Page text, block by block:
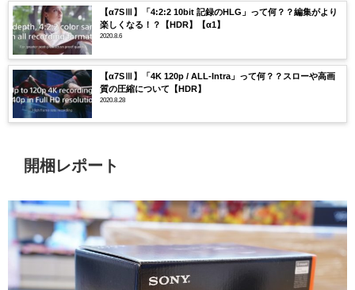
【α7SⅢ】「4:2:2 10bit 記録のHLG」って何？？編集がより
楽しくなる！？【HDR】【α1】
2020.8.6
【α7SⅢ】「4K 120p / ALL-Intra」って何？？スローや高画
質の圧縮について【HDR】
2020.8.28
開梱レポート